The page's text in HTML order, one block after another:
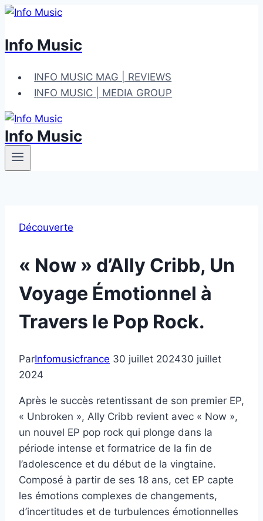
Aller
contenu
Info Music
INFO MUSIC MAG | REVIEWS
INFO MUSIC | MEDIA GROUP
Info Music
Découverte
« Now » d’Ally Cribb, Un
Voyage Émotionnel à
Travers le Pop Rock.
ParInfomusicfrance 30 juillet 202430 juillet
2024
Après le succès retentissant de son premier EP,
« Unbroken », Ally Cribb revient avec « Now »,
un nouvel EP pop rock qui plonge dans la
période intense et formatrice de la fin de
l’adolescence et du début de la vingtaine.
Composé à partir de ses 18 ans, cet EP capte
les émotions complexes de changements,
d’incertitudes et de turbulences émotionnelles